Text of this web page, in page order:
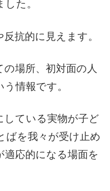
た。
抗的に見えます。
場所、初対面の人
情報です。
している実物が子ど
ばを我々が受け止め
適応的になる場面を